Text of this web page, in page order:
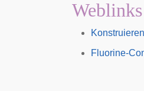
Weblinks
Fluorine-